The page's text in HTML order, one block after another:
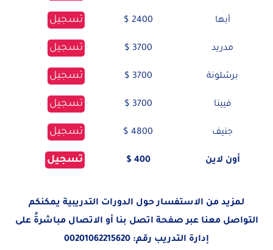
أبها 2400 $ تسجيل
مدريد 3700 $ تسجيل
برشلونة 3700 $ تسجيل
فيينا 3700 $ تسجيل
جنيف 4800 $ تسجيل
أون لاين 400 $ تسجيل
لمزيد من الاستفسار حول الدورات التدريبية يمكنكم
التواصل معنا عبر صفحة اتصل بنا أو الاتصال مباشرةً على
إدارة التدريب رقم: 00201062215620